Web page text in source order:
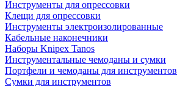
Инструменты для опрессовки
Клещи для опрессовки
Инструменты электроизолированные
Кабельные наконечники
Наборы Knipex Tanos
Инструментальные чемоданы и сумки
Портфели и чемоданы для инструментов
Сумки для инструментов